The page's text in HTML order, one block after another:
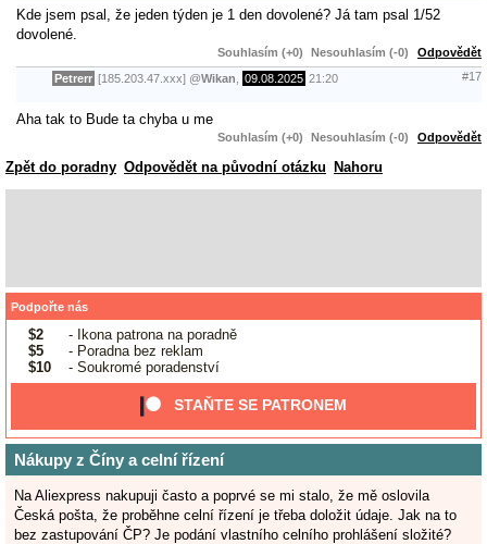
Kde jsem psal, že jeden týden je 1 den dovolené? Já tam psal 1/52
dovolené.
Souhlasím (+0) Nesouhlasím (-0) Odpovědět
Petrerr [185.203.47.xxx] @Wikan 09.08.2025 21:20 #17
Aha tak to Bude ta chyba u me
Souhlasím (+0) Nesouhlasím (-0) Odpovědět
Zpět do poradny Odpovědět na původní otázku Nahoru
Podpořte nás
$2
- Ikona patrona na poradně
$5
- Poradna bez reklam
$10
- Soukromé poradenství
STAŇTE SE PATRONEM
Nákupy z Číny a celní řízení
Na Aliexpress nakupuji často a poprvé se mi stalo, že mě oslovila
Česká pošta, že proběhne celní řízení je třeba doložit údaje. Jak na to
bez zastupování ČP? Je podání vlastního celního prohlášení složité?